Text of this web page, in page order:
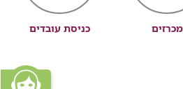
מכרזים כניסת עובדים